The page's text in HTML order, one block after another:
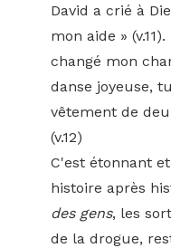
David a crié à
mon aide »
changé mon
danse joyeuse,
vêtement de
(v.12)
C'est étonnant
histoire après
des gens, les
de la drogue,